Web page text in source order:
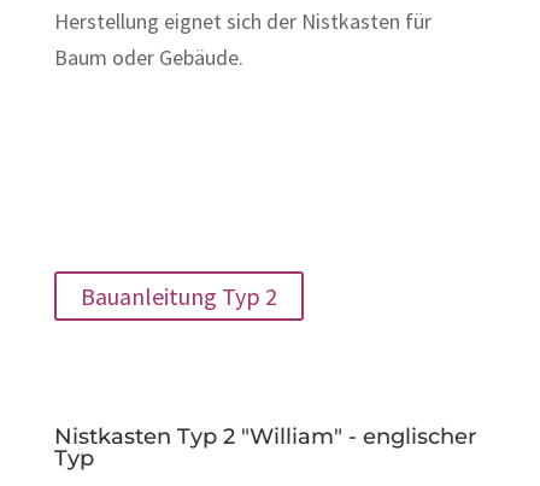
Herstellung eignet sich der Nistkasten für
Baum oder Gebäude.
Bauanleitung Typ 2
Nistkasten Typ 2 "William" - englischer
Typ